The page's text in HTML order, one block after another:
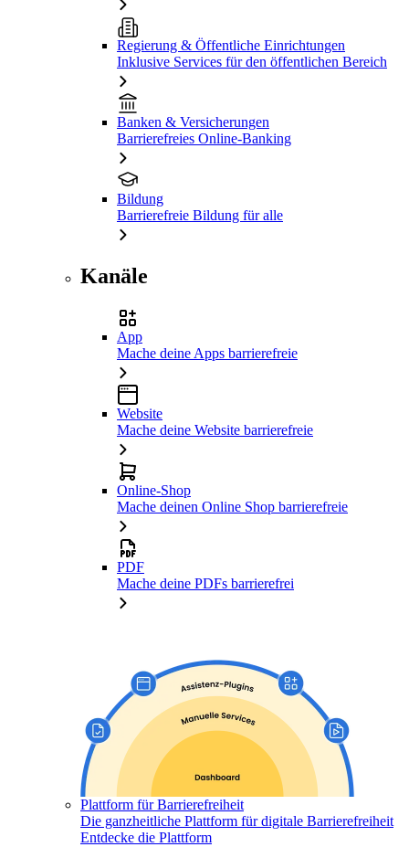
Regierung & Öffentliche Einrichtungen
Inklusive Services für den öffentlichen Bereich
Banken & Versicherungen
Barrierefreies Online-Banking
Bildung
Barrierefreie Bildung für alle
Kanäle
App
Mache deine Apps barrierefreie
Website
Mache deine Website barrierefreie
Online-Shop
Mache deinen Online Shop barrierefreie
PDF
Mache deine PDFs barrierefrei
Plattform für Barrierefreiheit
Die ganzheitliche Plattform für digitale Barrierefreiheit
Entdecke die Plattform